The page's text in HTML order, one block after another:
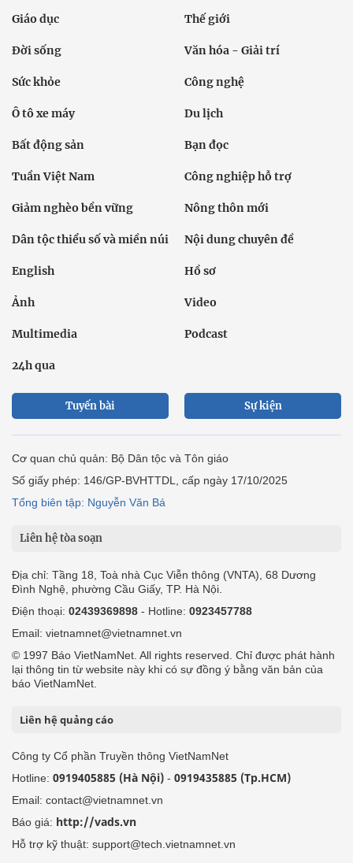
Giáo dục Thế giới
Đời sống Văn hóa - Giải trí
Sức khỏe Công nghệ
Ô tô xe máy Du lịch
Bất động sản Bạn đọc
Tuần Việt Nam Công nghiệp hỗ trợ
Giảm nghèo bền vững Nông thôn mới
Dân tộc thiểu số và miền núi Nội dung chuyên đề
English Hồ sơ
Ảnh Video
Multimedia Podcast
24h qua
Tuyến bài Sự kiện
Cơ quan chủ quản: Bộ Dân tộc và Tôn giáo
Số giấy phép: 146/GP-BVHTTDL, cấp ngày 17/10/2025
Tổng biên tập: Nguyễn Văn Bá
Liên hệ tòa soạn
Địa chỉ: Tầng 18, Toà nhà Cục Viễn thông (VNTA), 68 Dương
Đình Nghệ, phường Cầu Giấy, TP. Hà Nội.
Điện thoại: 02439369898 - Hotline: 0923457788
Email: vietnamnet@vietnamnet.vn
© 1997 Báo VietNamNet. All rights reserved. Chỉ được phát hành
lại thông tin từ website này khi có sự đồng ý bằng văn bản của
báo VietNamNet.
Liên hệ quảng cáo
Công ty Cổ phần Truyền thông VietNamNet
Hotline: 0919405885 (Hà Nội) - 0919435885 (Tp.HCM)
Email: contact@vietnamnet.vn
Báo giá: http://vads.vn
Hỗ trợ kỹ thuật: support@tech.vietnamnet.vn